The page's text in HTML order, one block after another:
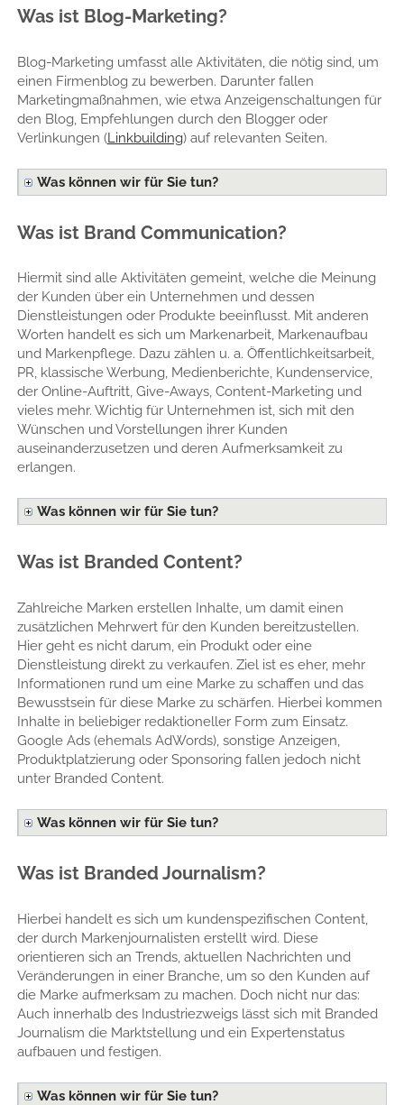
Was ist Blog-Marketing?
Blog-Marketing umfasst alle Aktivitäten, die nötig sind, um
einen Firmenblog zu bewerben. Darunter fallen
Marketingmaßnahmen, wie etwa Anzeigenschaltungen für
den Blog, Empfehlungen durch den Blogger oder
Verlinkungen (Linkbuilding) auf relevanten Seiten.
Was können wir für Sie tun?
Was ist Brand Communication?
Hiermit sind alle Aktivitäten gemeint, welche die Meinung
der Kunden über ein Unternehmen und dessen
Dienstleistungen oder Produkte beeinflusst. Mit anderen
Worten handelt es sich um Markenarbeit, Markenaufbau
und Markenpflege. Dazu zählen u. a. Öffentlichkeitsarbeit,
PR, klassische Werbung, Medienberichte, Kundenservice,
der Online-Auftritt, Give-Aways, Content-Marketing und
vieles mehr. Wichtig für Unternehmen ist, sich mit den
Wünschen und Vorstellungen ihrer Kunden
auseinanderzusetzen und deren Aufmerksamkeit zu
erlangen.
Was können wir für Sie tun?
Was ist Branded Content?
Zahlreiche Marken erstellen Inhalte, um damit einen
zusätzlichen Mehrwert für den Kunden bereitzustellen.
Hier geht es nicht darum, ein Produkt oder eine
Dienstleistung direkt zu verkaufen. Ziel ist es eher, mehr
Informationen rund um eine Marke zu schaffen und das
Bewusstsein für diese Marke zu schärfen. Hierbei kommen
Inhalte in beliebiger redaktioneller Form zum Einsatz.
Google Ads (ehemals AdWords), sonstige Anzeigen,
Produktplatzierung oder Sponsoring fallen jedoch nicht
unter Branded Content.
Was können wir für Sie tun?
Was ist Branded Journalism?
Hierbei handelt es sich um kundenspezifischen Content,
der durch Markenjournalisten erstellt wird. Diese
orientieren sich an Trends, aktuellen Nachrichten und
Veränderungen in einer Branche, um so den Kunden auf
die Marke aufmerksam zu machen. Doch nicht nur das:
Auch innerhalb des Industriezweigs lässt sich mit Branded
Journalism die Marktstellung und ein Expertenstatus
aufbauen und festigen.
Was können wir für Sie tun?